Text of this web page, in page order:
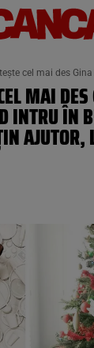
cel mai des
MAI
INTRU ÎN
AJUTOR,